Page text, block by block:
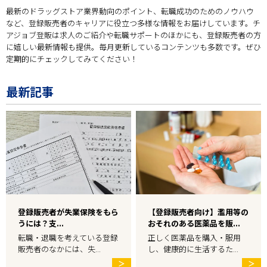
最新のドラッグストア業界動向のポイント、転職成功のためのノウハウ
など、登録販売者のキャリアに役立つ多様な情報をお届けしています。チ
アジョブ登販は求人のご紹介や転職サポートのほかにも、登録販売者の方
に嬉しい最新情報も提供。毎月更新しているコンテンツも多数です。ぜひ
定期的にチェックしてみてください！
最新記事
登録販売者が失業保険をもら
うには？支...
転職・退職を考えている登録
販売者のなかには、失...
＞
【登録販売者向け】濫用等の
おそれのある医薬品を販...
正しく医薬品を購入・服用
し、健康的に生活するた...
＞